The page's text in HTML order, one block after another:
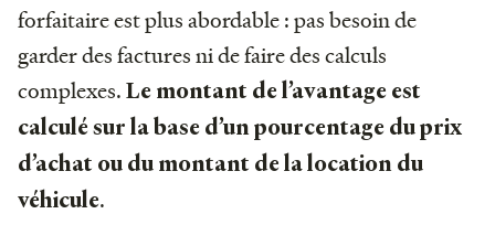
forfaitaire est plus abordable : pas besoin de
garder des factures ni de faire des calculs
complexes. Le montant de l’avantage est
calculé sur la base d’un pourcentage du prix
d’achat ou du montant de la location du
véhicule.